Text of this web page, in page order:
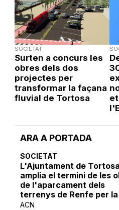
ARA A PORTADA
SOCIETAT
L'Ajuntament de Tortosa
amplia el termini de les
de l'aparcament dels
terrenys de Renfe per
ACN
SOCIETAT
Surten a concurs les
obres dels dos
projectes per
transformar la façana
fluvial de Tortosa